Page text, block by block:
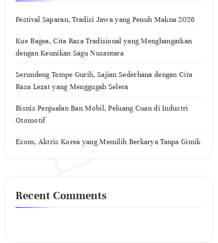
Festival Saparan, Tradisi Jawa yang Penuh Makna 2026
Kue Bagea, Cita Rasa Tradisional yang Menghangatkan
dengan Keunikan Sagu Nusantara
Serundeng Tempe Gurih, Sajian Sederhana dengan Cita
Rasa Lezat yang Menggugah Selera
Bisnis Penjualan Ban Mobil, Peluang Cuan di Industri
Otomotif
Esom, Aktris Korea yang Memilih Berkarya Tanpa Gimik
Recent Comments